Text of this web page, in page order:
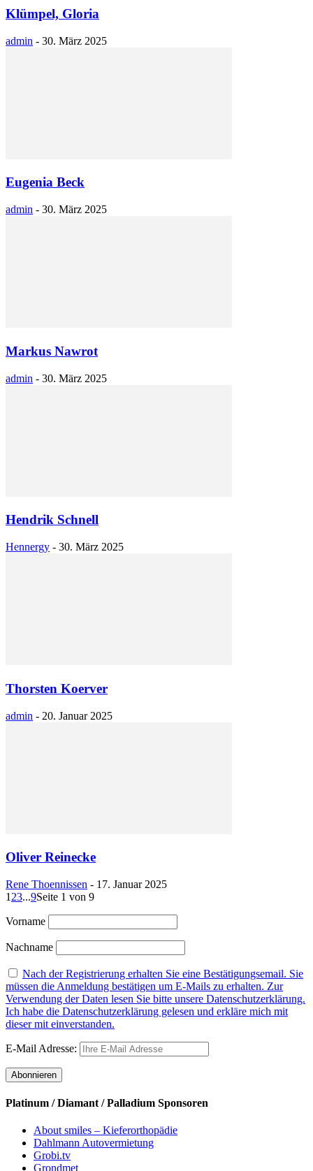
Klümpel, Gloria
admin - 30. März 2025
Eugenia Beck
admin - 30. März 2025
Markus Nawrot
admin - 30. März 2025
Hendrik Schnell
Hennergy - 30. März 2025
Thorsten Koerver
admin - 20. Januar 2025
Oliver Reinecke
Rene Thoennissen - 17. Januar 2025
1 23...9Seite 1 von 9
Vorname
Nachname
Nach der Registrierung erhalten Sie eine Bestätigungsemail. Sie
müssen die Anmeldung bestätigen um E-Mails zu erhalten. Zur
Verwendung der Daten lesen Sie bitte unsere Datenschutzerklärung.
Ich habe die Datenschutzerklärung gelesen und erkläre mich mit
dieser mit einverstanden.
E-Mail Adresse:
Platinum / Diamant / Palladium Sponsoren
About smiles – Kieferorthopädie
Dahlmann Autovermietung
Grobi.tv
Grondmet